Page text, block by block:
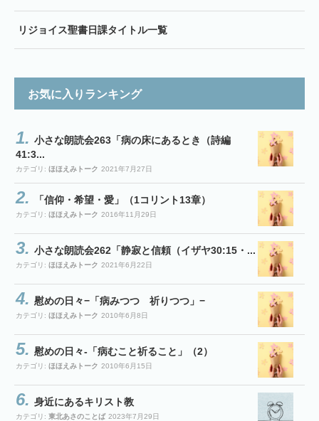
リジョイス聖書日課タイトル一覧
お気に入りランキング
小さな朗読会263「病の床にあるとき（詩編
41:3...
カテゴリ: ほほえみトーク 2021年7月27日
「信仰・希望・愛」（1コリント13章）
カテゴリ: ほほえみトーク 2016年11月29日
小さな朗読会262「静寂と信頼（イザヤ30:15・...
カテゴリ: ほほえみトーク 2021年6月22日
慰めの日々−「病みつつ 祈りつつ」−
カテゴリ: ほほえみトーク 2010年6月8日
慰めの日々-「病むこと祈ること」（2）
カテゴリ: ほほえみトーク 2010年6月15日
身近にあるキリスト教
カテゴリ: 東北あさのことば 2023年7月29日